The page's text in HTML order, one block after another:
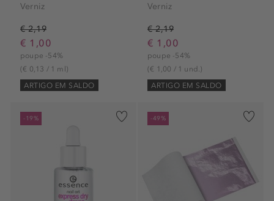
Verniz
€ 2,19
€ 1,00
poupe -54%
(€ 0,13 / 1 ml)
ARTIGO EM SALDO
Verniz
€ 2,19
€ 1,00
poupe -54%
(€ 1,00 / 1 und.)
ARTIGO EM SALDO
-19% -49%